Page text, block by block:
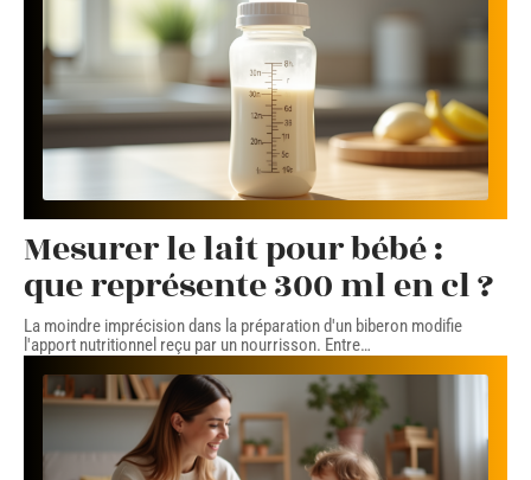
Mesurer le lait pour bébé :
que représente 300 ml en cl ?
La moindre imprécision dans la préparation d'un biberon modifie
l'apport nutritionnel reçu par un nourrisson. Entre…